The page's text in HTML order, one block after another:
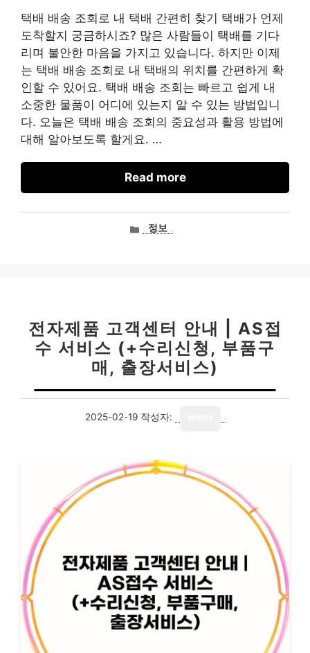
택배 배송 조회로 내 택배 간편히 찾기 택배가 언제
도착할지 궁금하시죠? 많은 사람들이 택배를 기다
리며 불안한 마음을 가지고 있습니다. 하지만 이제
는 택배 배송 조회로 내 택배의 위치를 간편하게 확
인할 수 있어요. 택배 배송 조회는 빠르고 쉽게 내
소중한 물품이 어디에 있는지 알 수 있는 방법입니
다. 오늘은 택배 배송 조회의 중요성과 활용 방법에
대해 알아보도록 할게요. …
Read more
카정보
전자제품 고객센터 안내 | AS접
수 서비스 (+수리신청, 부품구
매, 출장서비스)
2025-02-19 작성자: